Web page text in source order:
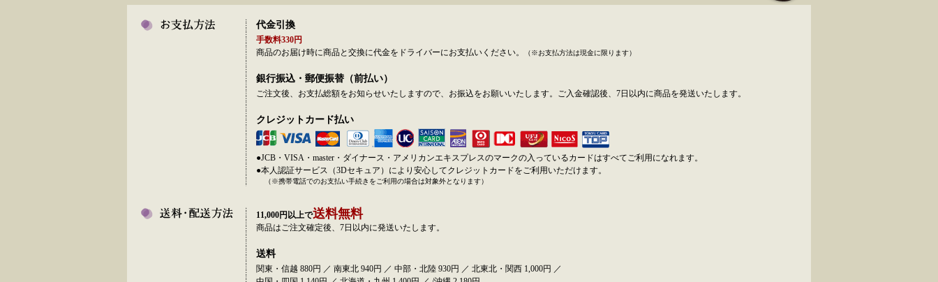
代金引換
手数料330円
商品のお届け時に商品と交換に代金をドライバーにお支払いください。
（※お支払方法は現金に限ります）
銀行振込・郵便振替（前払い）
ご注文後、お支払総額をお知らせいたしますので、お振込をお願いいたします。ご入金確認後、7日以内に商品を発送いたします。
クレジットカード払い
●JCB・VISA・master・ダイナース・アメリカンエキスプレスのマークの入っているカードはすべてご利用になれます。
●本人認証サービス（3Dセキュア）により安心してクレジットカードをご利用いただけます。
（※携帯電話でのお支払い手続きをご利用の場合は対象外となります）
11,000円以上で送料無料
商品はご注文確定後、7日以内に発送いたします。
送料
関東・信越 880円 ／ 南東北 940円 ／ 中部・北陸 930円 ／ 北東北・関西 1,000円 ／